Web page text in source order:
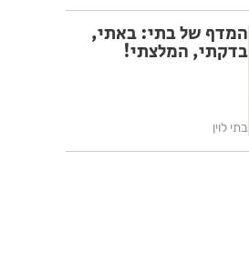
המדף של בתי: באתי,
בדקתי, המלצתי!
בתי לוין